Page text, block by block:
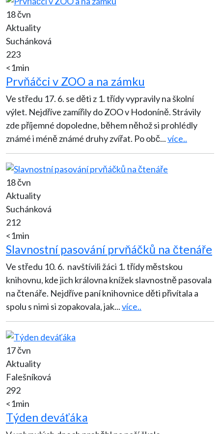
18 čvn
Aktuality
Suchánková
223
<1min
Prvňáčci v ZOO a na zámku
Ve středu 17. 6. se děti z 1. třídy vypravily na školní
výlet. Nejdříve zamířily do ZOO v Hodoníně. Strávily
zde příjemné dopoledne, během něhož si prohlédly
známé i méně známé druhy zvířat. Po obč...více..
18 čvn
Aktuality
Suchánková
212
<1min
Slavnostní pasování prvňáčků na čtenáře
Ve středu 10. 6. navštívili žáci 1. třídy městskou
knihovnu, kde jich královna knížek slavnostně pasovala
na čtenáře. Nejdříve paní knihovnice děti přivítala a
spolu s nimi si zopakovala, jak...více..
17 čvn
Aktuality
Falešníková
292
<1min
Týden deváťáka